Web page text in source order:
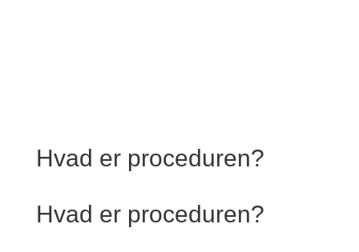
Hvad er proceduren?
Hvad er proceduren?